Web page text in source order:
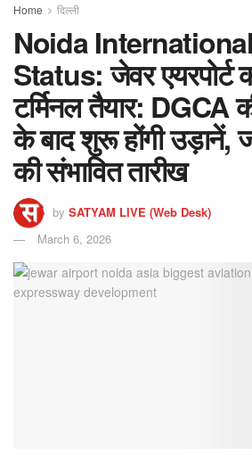
Home दिल्ली
Noida
Status: जेवर एयरपोर्ट
टर्मिनल तैयार: DGCA
के बाद शुरू होंगी उड़ानें,
की संभावित तारीख
by SATYAM LIVE (Web Desk)
March 6, 2026